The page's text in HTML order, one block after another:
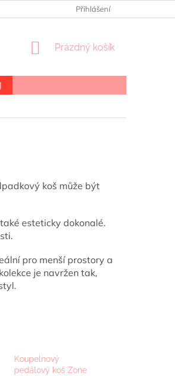
Přihlášení
NÁKUPNÍ
Prázdný košík
koš může být
esteticky dokonalé.
pro menší prostory a
je navržen tak,
Koupelnový
pedálový koš Zone